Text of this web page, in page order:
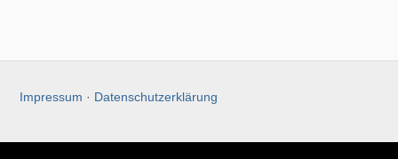
Impressum · Datenschutzerklärung